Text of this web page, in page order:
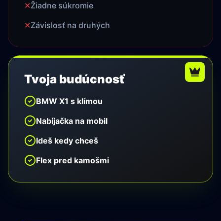
✕Žiadne súkromie
✕Závislosť na druhých
Tvoja budúcnosť
BMW X1 s klímou
Nabíjačka na mobil
Ideš kedy chceš
Flex pred kamošmi